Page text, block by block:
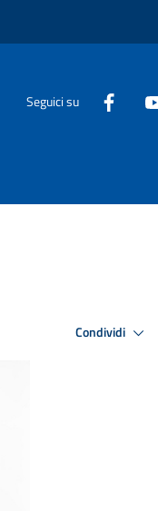
Seguici su
Condividi